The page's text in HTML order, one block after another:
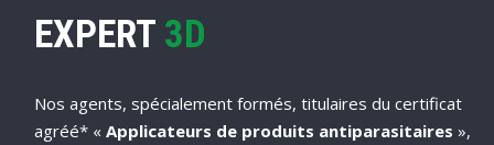
EXPERT 3D
Nos agents, spécialement formés, titulaires du certificat
agréé* «Applicateurs de produits antiparasitaires »,